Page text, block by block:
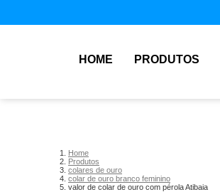
HOME PRODUTOS
Home
Produtos
colares de ouro
colar de ouro branco feminino
valor de colar de ouro com pérola Atibaia